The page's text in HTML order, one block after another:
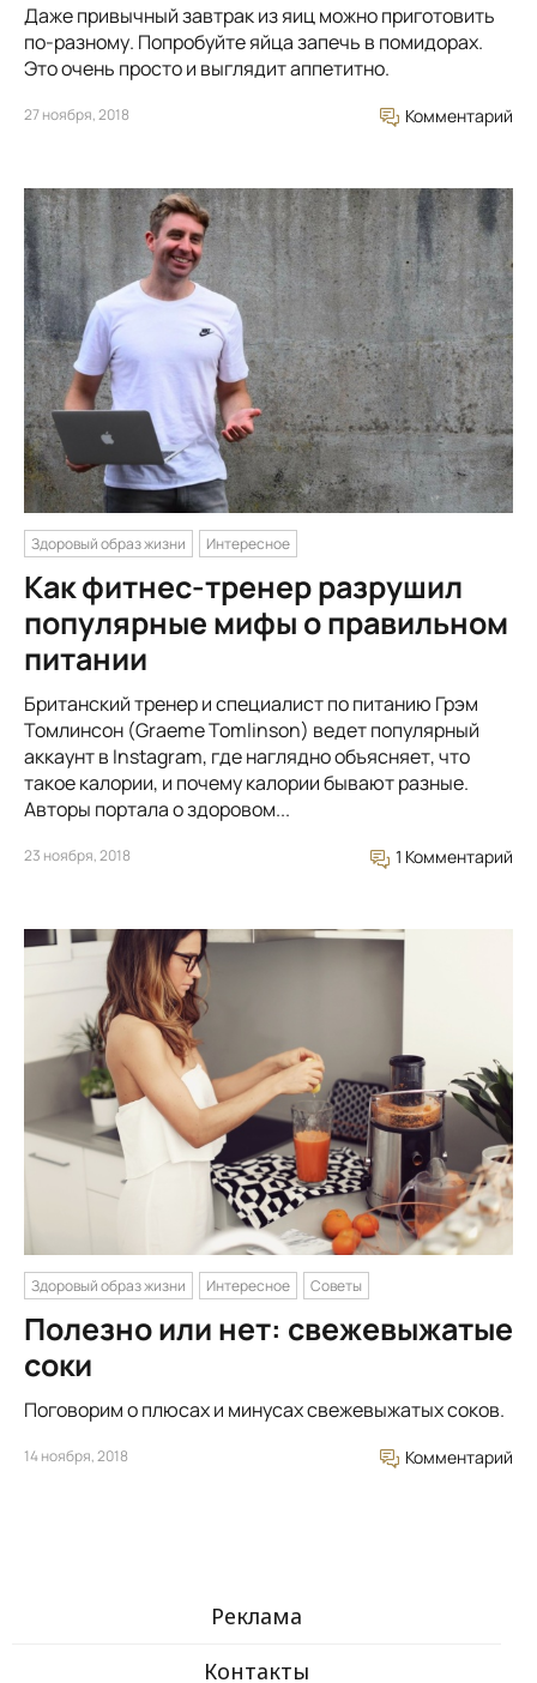
Даже привычный завтрак из яиц можно приготовить
по-разному. Попробуйте яйца запечь в помидорах.
Это очень просто и выглядит аппетитно.
27 ноября, 2018 Комментарий
Здоровый образ жизни Интересное
Как фитнес-тренер разрушил
популярные мифы о правильном
питании
Британский тренер и специалист по питанию Грэм
Томлинсон (Graeme Tomlinson) ведет популярный
аккаунт в Instagram, где наглядно объясняет, что
такое калории, и почему калории бывают разные.
Авторы портала о здоровом...
23 ноября, 2018 1 Комментарий
Здоровый образ жизни Интересное Советы
Полезно или нет: свежевыжатые
соки
Поговорим о плюсах и минусах свежевыжатых соков.
14 ноября, 2018 Комментарий
Реклама
Контакты